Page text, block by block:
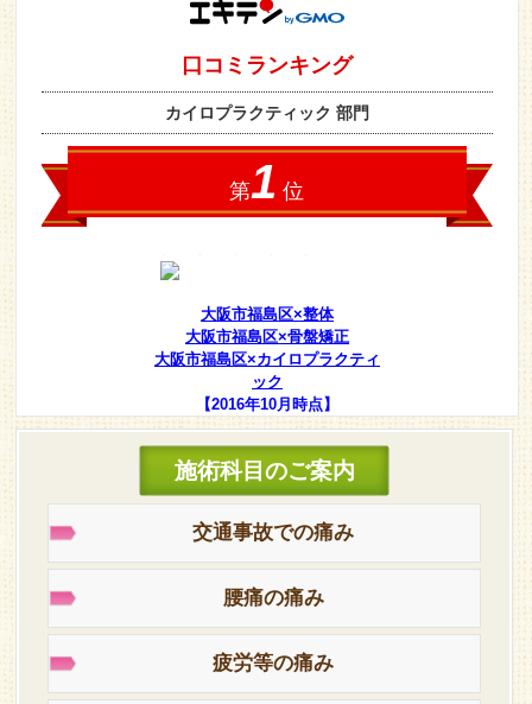
大阪市福島区×整体
大阪市福島区×骨盤矯正
大阪市福島区×カイロプラクティ
ック
【2016年10月時点】
施術科目のご案内
交通事故での痛み
腰痛の痛み
疲労等の痛み